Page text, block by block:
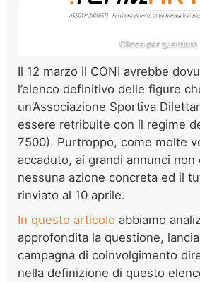
Clicca per guardare
Il 12 marzo il CONI avrebbe
l’elenco definitivo delle figure
un’Associazione Sportiva
essere retribuite con il regime
7500). Purtroppo, come molte
accaduto, ai grandi annunci non
nessuna azione concreta ed il
rinviato al 10 aprile.
In questo articolo abbiamo
approfondita la questione,
campagna di coinvolgimento
nella definizione di questo